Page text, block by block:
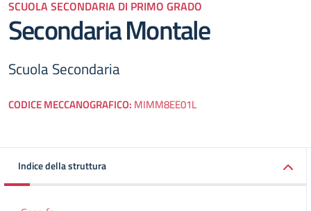
SCUOLA SECONDARIA DI PRIMO GRADO
Secondaria Montale
Scuola Secondaria
CODICE MECCANOGRAFICO: MIMM8EE01L
Indice della struttura